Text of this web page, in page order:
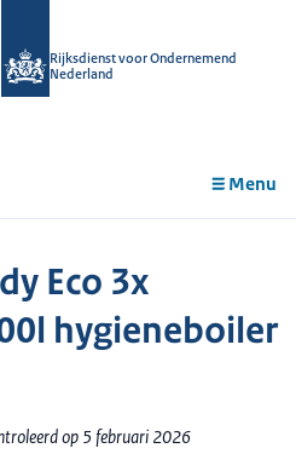
Rijksdienst voor Ondernemend
Nederland
Menu
Eco 3x
hygieneboiler
op 5 februari 2026